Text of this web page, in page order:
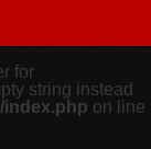
for
string instead
index.php on line